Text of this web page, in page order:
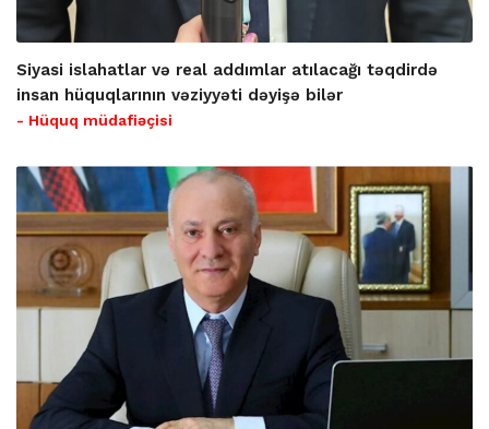
Siyasi islahatlar və real addımlar atılacağı təqdirdə
insan hüquqlarının vəziyyəti dəyişə bilər
- Hüquq müdafiəçisi